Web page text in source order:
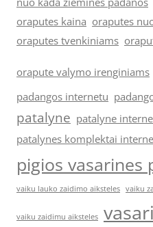
oraputes kaina oraputes
oraputes tvenkiniams
orapute valymo irenginiams
padangos internetu
patalyne patalyne
patalynes komplektai
pigios vasarines
vaiku lauko zaidimo aiksteles vaiku
vaiku zaidimu aiksteles